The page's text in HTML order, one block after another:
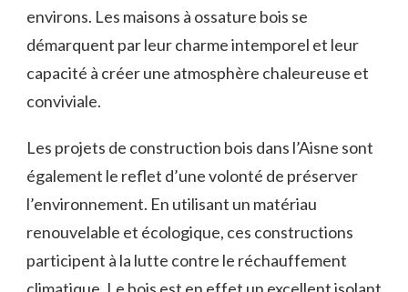
environs. Les maisons à ossature bois se
⁣démarquent par ​leur‌ charme intemporel et leur‍
capacité à créer​ une atmosphère chaleureuse et
⁢conviviale.
Les projets ⁤de ⁣construction bois dans l’Aisne sont​
également⁤ le reflet d’une volonté de préserver
l’environnement. En ⁢utilisant un matériau
renouvelable et écologique, ces constructions
participent à la lutte contre le ⁣réchauffement